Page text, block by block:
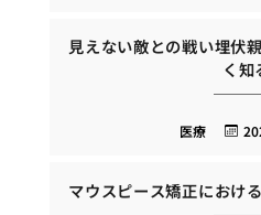
見えない敵との戦い埋伏
く知
医療
マウスピース矯正におけ